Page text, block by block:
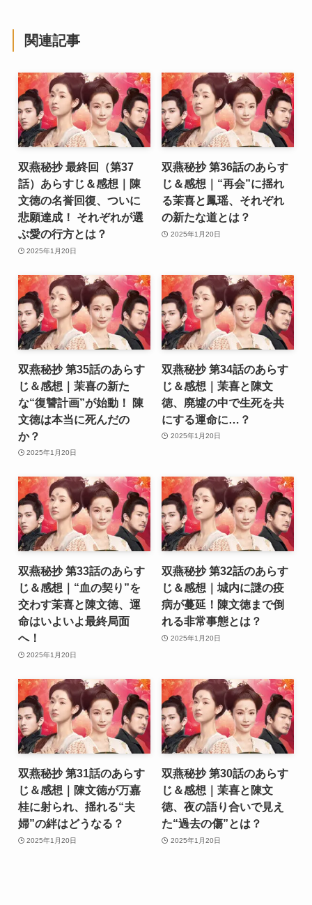
関連記事
双燕秘抄 最終回（第37
話）あらすじ＆感想｜陳
文徳の名誉回復、ついに
悲願達成！ それぞれが選
ぶ愛の行方とは？
2025年1月20日
双燕秘抄 第36話のあらす
じ＆感想｜“再会”に揺れ
る茉喜と鳳瑶、それぞれ
の新たな道とは？
2025年1月20日
双燕秘抄 第35話のあらす
じ＆感想｜茉喜の新た
な“復讐計画”が始動！ 陳
文徳は本当に死んだの
か？
2025年1月20日
双燕秘抄 第34話のあらす
じ＆感想｜茉喜と陳文
徳、廃墟の中で生死を共
にする運命に…？
2025年1月20日
双燕秘抄 第33話のあらす
じ＆感想｜“血の契り”を
交わす茉喜と陳文徳、運
命はいよいよ最終局面
へ！
2025年1月20日
双燕秘抄 第32話のあらす
じ＆感想｜城内に謎の疫
病が蔓延！陳文徳まで倒
れる非常事態とは？
2025年1月20日
双燕秘抄 第31話のあらす
じ＆感想｜陳文徳が万嘉
桂に射られ、揺れる“夫
婦”の絆はどうなる？
2025年1月20日
双燕秘抄 第30話のあらす
じ＆感想｜茉喜と陳文
徳、夜の語り合いで見え
た“過去の傷”とは？
2025年1月20日